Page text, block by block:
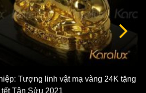
Tượng linh vật mạ vàng 24K tặng
Tân Sửu 2021